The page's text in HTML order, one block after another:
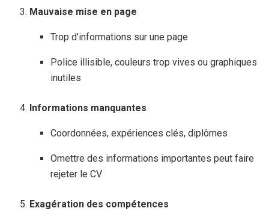
Mauvaise mise en page
Trop d’informations sur une page
Police illisible, couleurs trop vives ou graphiques
inutiles
Informations manquantes
Coordonnées, expériences clés, diplômes
Omettre des informations importantes peut faire
rejeter le CV
Exagération des compétences